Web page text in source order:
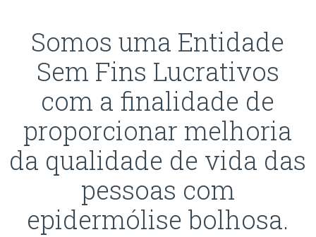
Somos uma Entidade
Sem Fins Lucrativos
com a finalidade de
proporcionar melhoria
da qualidade de vida das
pessoas com
epidermólise bolhosa.